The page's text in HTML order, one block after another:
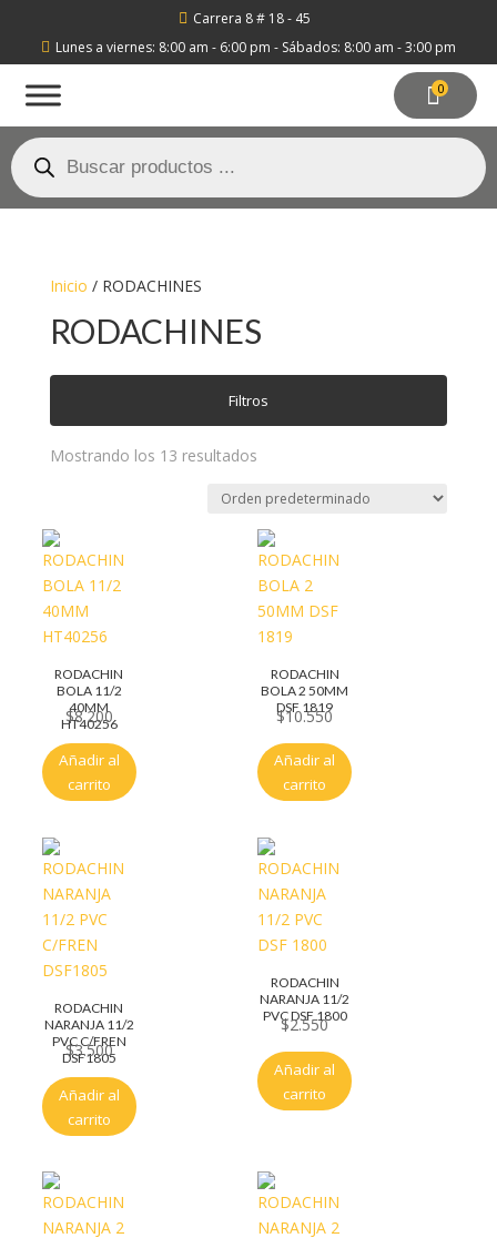
 Carrera 8 # 18 - 45
 Lunes a viernes: 8:00 am - 6:00 pm - Sábados: 8:00 am - 3:00 pm
0
Búsqueda
de
productos
Inicio / RODACHINES
RODACHINES
Filtros
Mostrando los 13 resultados
RODACHIN
BOLA 11/2
40MM
HT40256
$8.200
Añadir al
carrito
RODACHIN
BOLA 2 50MM
DSF 1819
$10.550
Añadir al
carrito
RODACHIN
NARANJA 11/2
PVC C/FREN
DSF1805
$3.500
Añadir al
carrito
RODACHIN
NARANJA 11/2
PVC DSF 1800
$2.550
Añadir al
carrito